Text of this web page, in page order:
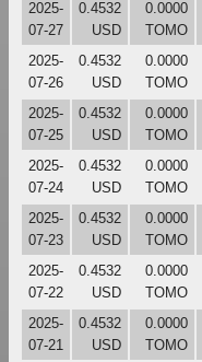
2025-
07-27
0.4532
USD
0.0000
TOMO
2025-
07-26
0.4532
USD
0.0000
TOMO
2025-
07-25
0.4532
USD
0.0000
TOMO
2025-
07-24
0.4532
USD
0.0000
TOMO
2025-
07-23
0.4532
USD
0.0000
TOMO
2025-
07-22
0.4532
USD
0.0000
TOMO
2025-
07-21
0.4532
USD
0.0000
TOMO